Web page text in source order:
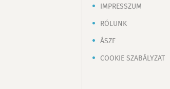
IMPRESSZUM
RÓLUNK
ÁSZF
COOKIE SZABÁLYZAT